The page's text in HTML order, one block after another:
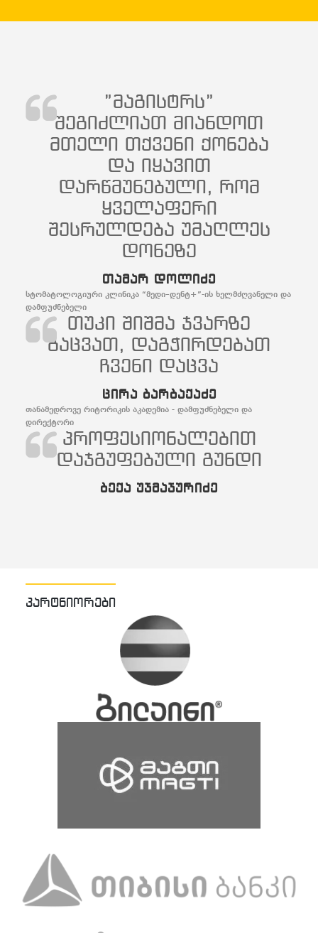
”მაგისტრს”
შეგიძლიათ მიანდოთ
მთელი თქვენი ქონება
და იყავით
დარწმუნებული, რომ
ყველაფერი
შესრულდება უმაღლეს
დონეზე
თამარ დოლიძე
სტომატოლოგიური კლინიკა “მედი–დენტ+”-ის ხელმძღვანელი და
დამფუძნებელი
თუკი შიშმა ჯვარზე
გაცვათ, დაგჭირდებათ
ჩვენი დაცვა
ცირა ბარბაქაძე
თანამედროვე რიტორიკის აკადემია - დამფუძნებელი და
დირექტორი
პროფესიონალებით
დაჯგუფებული გუნდი
ბექა უჯმაჯურიძე
პარტნიორები